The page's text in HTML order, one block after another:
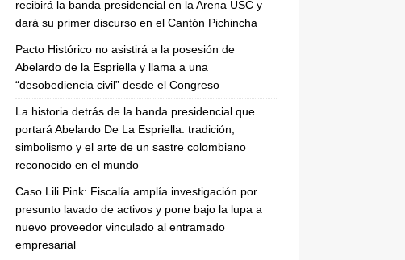
recibirá la banda presidencial en la Arena USC y
dará su primer discurso en el Cantón Pichincha
Pacto Histórico no asistirá a la posesión de
Abelardo de la Espriella y llama a una
“desobediencia civil” desde el Congreso
La historia detrás de la banda presidencial que
portará Abelardo De La Espriella: tradición,
simbolismo y el arte de un sastre colombiano
reconocido en el mundo
Caso Lili Pink: Fiscalía amplía investigación por
presunto lavado de activos y pone bajo la lupa a
nuevo proveedor vinculado al entramado
empresarial